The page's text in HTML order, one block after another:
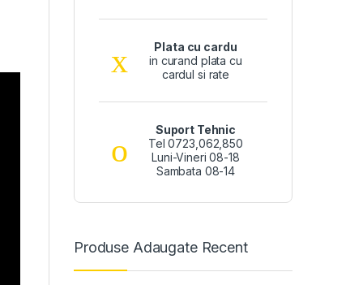
Plata cu cardu
in curand plata cu
cardul si rate
Suport Tehnic
Tel 0723,062,850
Luni-Vineri 08-18
Sambata 08-14
Produse Adaugate Recent